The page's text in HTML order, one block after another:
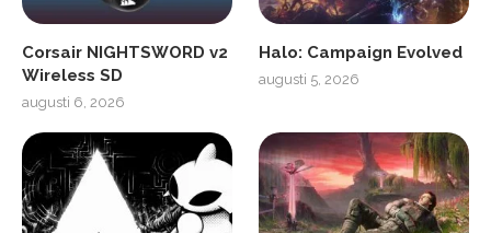
Corsair NIGHTSWORD v2
Wireless SD
augusti 6, 2026
Halo: Campaign Evolved
augusti 5, 2026